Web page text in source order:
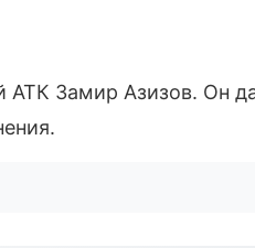
АТК Замир Азизов. Он